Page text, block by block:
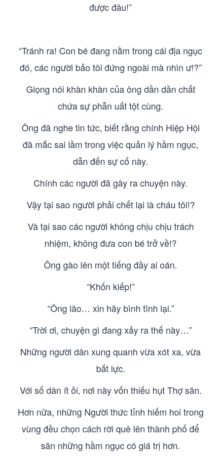
được đâu!”
“Tránh ra! Con bé đang nằm trong cái địa ngục
đó, các người bảo tôi đứng ngoài mà nhìn ư!?”
Giọng nói khàn khàn của ông dần dần chất
chứa sự phẫn uất tột cùng.
Ông đã nghe tin tức, biết rằng chính Hiệp Hội
đã mắc sai lầm trong việc quản lý hầm ngục,
dẫn đến sự cố này.
Chính các người đã gây ra chuyện này.
Vậy tại sao người phải chết lại là cháu tôi!?
Và tại sao các người không chịu chịu trách
nhiệm, không đưa con bé trở về!?
Ông gào lên một tiếng đầy ai oán.
“Khốn kiếp!”
“Ông lão… xin hãy bình tĩnh lại.”
“Trời ơi, chuyện gì đang xảy ra thế này…”
Những người dân xung quanh vừa xót xa, vừa
bất lực.
Với số dân ít ỏi, nơi này vốn thiếu hụt Thợ săn.
Hơn nữa, những Người thức tỉnh hiếm hoi trong
vùng đều chọn cách rời quê lên thành phố để
săn những hầm ngục có giá trị hơn.